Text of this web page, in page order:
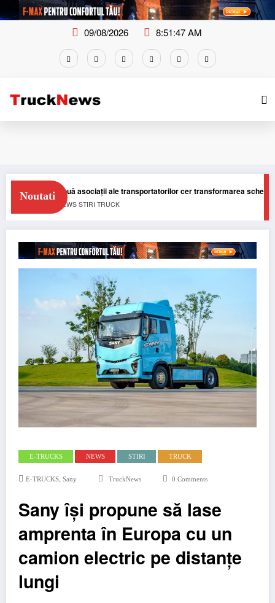
Skip
to
09/08/2026 8:51:48 AM
Noutati
Două asociații ale transportatorilor cer transformarea schemei de
TRUCK
E-TRUCKS NEWS STIRI TRUCK
E-TRUCKS, Sany TruckNews 0 Comments
Sany își propune să lase
amprenta în Europa cu un
camion electric pe distanțe
lungi